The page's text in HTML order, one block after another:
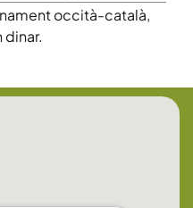
occità-català,
dinar.